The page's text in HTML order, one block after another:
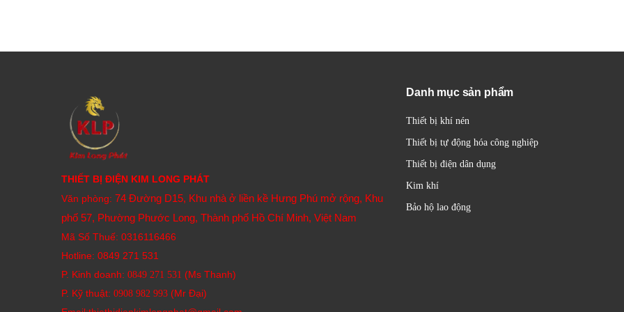
THIẾT BỊ ĐIỆN KIM LONG PHÁT
Văn phòng: 74 Đường D15, Khu nhà ở liền kề Hưng Phú mở rộng, Khu
phố 57, Phường Phước Long, Thành phố Hồ Chí Minh, Việt Nam
Mã Số Thuế: 0316116466
Hotline: 0849 271 531
P. Kinh doanh: 0849 271 531 (Ms Thanh)
P. Kỹ thuật: 0908 982 993​ (Mr Đại)
Danh mục sản phẩm
Thiết bị khí nén
Thiết bị tự động hóa công nghiệp
Thiết bị điện dân dụng
Kim khí
Bảo hộ lao động